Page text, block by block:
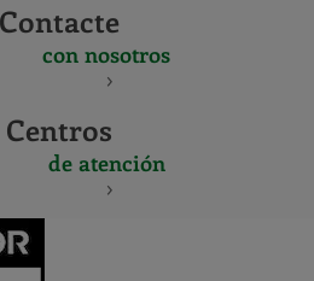
Contacte
con nosotros
Centros
de atención